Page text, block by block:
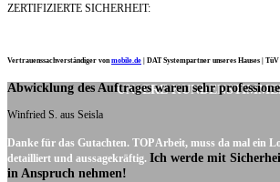
ZERTIFIZIERTE SICHERHEIT:
Vertrauenssachverständiger vonmobile.de DAT Systempartner unseres Hauses | TüV
UNSERE
Abwicklung des Auftrages waren sehr
Winfried S. aus Seisla
Danke für das Gutachten. TOP Arbeit, muss da mal ein
detailliert und aussagekräftig. Ich werde mit
in Anspruch nehmen!